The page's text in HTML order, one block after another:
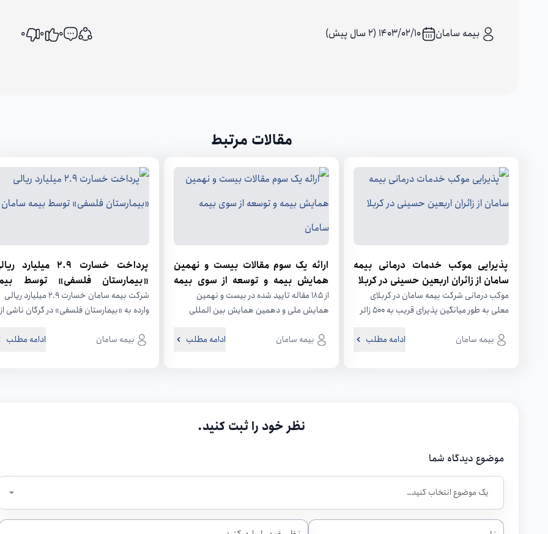
بیمه سامان ۱۴۰۳/۰۲/۱۰ (2 سال پیش)
اشتراک گذاری
0
0
0
مقالات مرتبط
پذیرایی موکب خدمات درمانی بیمه
سامان از زائران اربعین حسینی در کربلا
موکب درمانی شرکت بیمه سامان در کربلای
معلی به طور میانگین پذیرای قریب به 500 زائر
بیمه سامان
ادامه مطلب
ارائه یک سوم مقالات بیست و نهمین
همایش بیمه و توسعه از سوی بیمه
ساماناز 185 مقاله تایید شده در بیست و نهمین
همایش ملی و دهمین همایش بین المللی
بیمه سامان
ادامه مطلب
پرداخت خسارت 2.9 میلیارد
«بیمارستان فلسفی» توسط
سامان
شرکت بیمه سامان خسارت 2.9 میلیارد ریالی
وارده به «بیمارستان فلسفی» در گرگان ناشی از
بیمه سامان
ادامه مطلب
نظر خود را ثبت کنید.
موضوع دیدگاه شما